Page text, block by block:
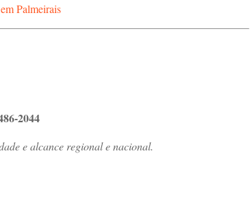
Palmeirais
2044
e alcance regional e nacional.